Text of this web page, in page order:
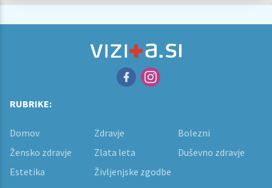
RUBRIKE:
Domov Zdravje
Bolezni
Žensko zdravje
Zlata leta
Duševno zdravje
Estetika
Življenjske zgodbe